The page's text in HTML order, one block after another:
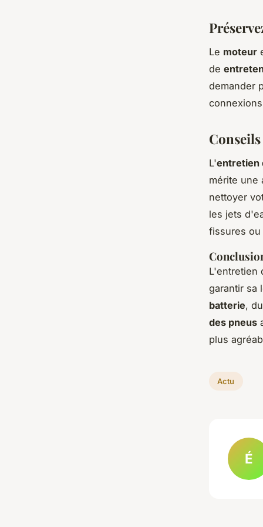
Le moteur
de
demander
L'entretien
mérite une
nettoyer
les jets
fissures
L'entretien
garantir sa
batterie,
des pneus
plus
Actu
É